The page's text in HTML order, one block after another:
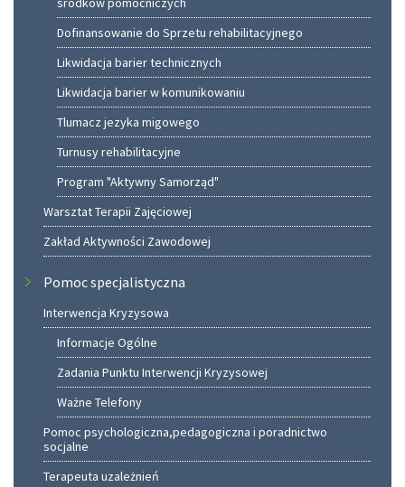
Dofinansowanie do Sprzetu rehabilitacyjnego
Likwidacja barier technicznych
Likwidacja barier w komunikowaniu
Tlumacz jezyka migowego
Turnusy rehabilitacyjne
Program "Aktywny Samorząd"
Warsztat Terapii Zajęciowej
Zakład Aktywności Zawodowej
Pomoc specjalistyczna
Interwencja Kryzysowa
Informacje Ogólne
Zadania Punktu Interwencji Kryzysowej
Ważne Telefony
Pomoc psychologiczna,pedagogiczna i poradnictwo
socjalne
Terapeuta uzależnień